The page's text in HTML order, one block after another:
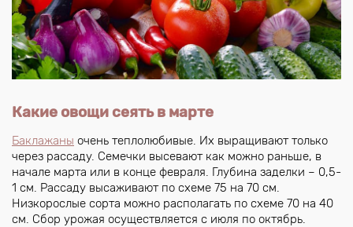
Какие овощи сеять в марте
Баклажаны очень теплолюбивые. Их выращивают только
через рассаду. Семечки высевают как можно раньше, в
начале марта или в конце февраля. Глубина заделки – 0,5-
1 см. Рассаду высаживают по схеме 75 на 70 см.
Низкорослые сорта можно располагать по схеме 70 на 40
см. Сбор урожая осуществляется с июля по октябрь.